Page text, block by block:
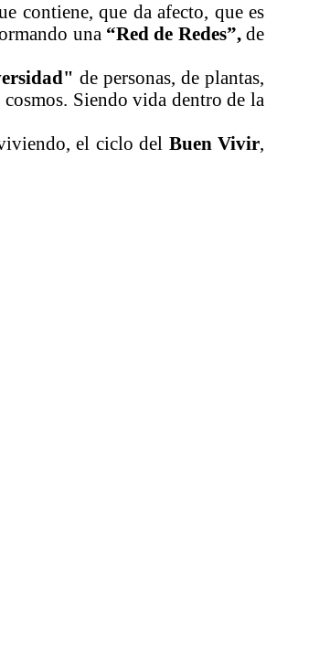
contiene, que da afecto, que es
una “Red de Redes”,de
de personas, de plantas,
Siendo vida dentro de la
el ciclo del Buen Vivir,